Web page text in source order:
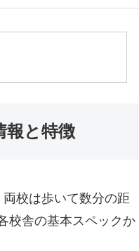
報と特徴
校は歩いて数分の距
校舎の基本スペックか